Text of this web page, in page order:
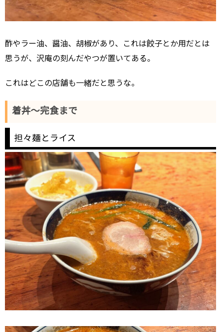
酢やラー油、醤油、胡椒があり、これは餃子とか用だとは
思うが、沢庵の刻んだやつが置いてある。
これはどこの店舗も一緒だと思うな。
着丼～完食まで
担々麺とライス